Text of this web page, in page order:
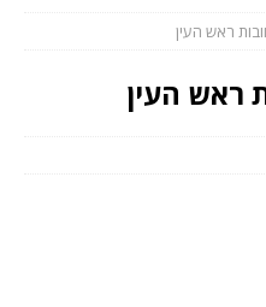
ראש העין
ראש העין